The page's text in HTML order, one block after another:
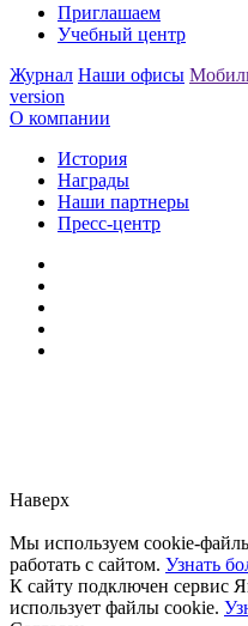
Приглашаем
Учебный центр
Журнал Наши офисы
version
О компании
История
Награды
Наши партнеры
Пресс-центр
Наверх
Мы используем cookie-
работать с сайтом. Узнать
К сайту подключен сервис
использует файлы cookie.